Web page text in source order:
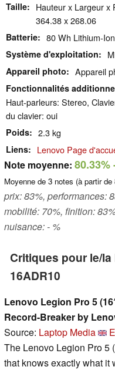
Taille
Hauteur x Largeur x
364.38 x 268.06
Batterie 80 Wh Lithium-Ion
Système d'exploitation
Appareil photo Appareil
Fonctionnalités
Haut-parleurs: Stereo,
du clavier: oui
Poids 2.3 kg
Liens Lenovo Page
Note moyenne: 80.33%
Moyenne de 3 notes (à partir de
prix: 83%, performances:
mobilité: 70%, finition:
nuisance: - %
Critiques pour le/
16ADR10
Lenovo Legion Pro 5
Record-Breaker by
Source: Laptop Media
The Lenovo Legion Pro 5
that knows exactly what it